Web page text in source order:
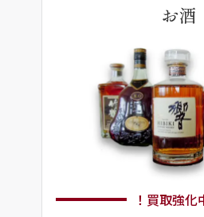
お酒
！買取強化